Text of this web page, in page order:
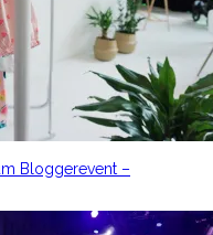
Bloggerevent –